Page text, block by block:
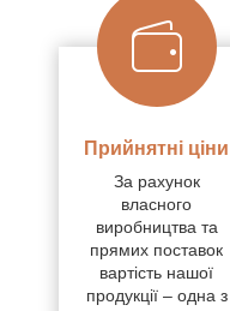
Прийнятні ціни
За рахунок
власного
виробництва та
прямих поставок
вартість нашої
продукції – одна з